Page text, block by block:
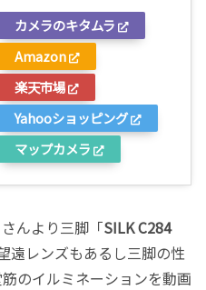
カメラのキタムラ
Amazon
楽天市場
Yahooショッピング
マップカメラ
んより三脚「SILK C284
遠レンズもあるし三脚の性
のイルミネーションを動画